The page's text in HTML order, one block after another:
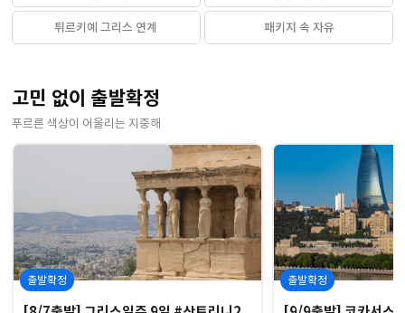
튀르키예 그리스 연계 패키지 속 자유
고민 없이 출발확정
푸르른 색상이 어울리는 지중해
출발확정 출발확정